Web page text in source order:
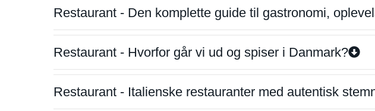
Restaurant - Den komplette guide til gastronomi,
Restaurant - Hvorfor går vi ud og spiser i Danmark?
Restaurant - Italienske restauranter med autentisk